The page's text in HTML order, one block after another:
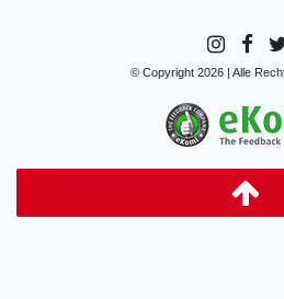
© Copyright 2026 | Alle